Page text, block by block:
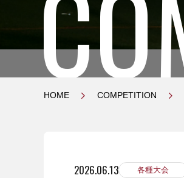
HOME COMPETITION
2026.06.13 各種大会